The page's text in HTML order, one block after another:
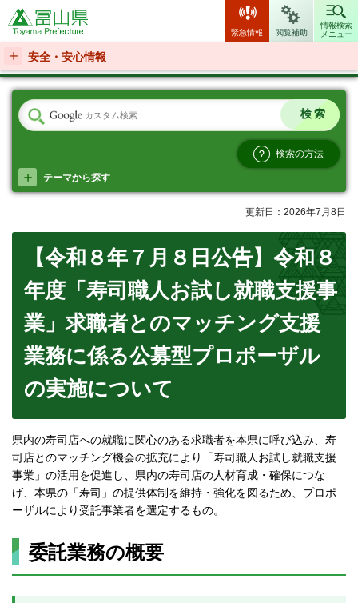
富山県
緊急情報 閲覧補助
情報検索
メニュー
安全・安心情報
検索の方法
テーマから探す
更新日：2026年7月8日
【令和８年７月８日公告】令和８
年度「寿司職人お試し就職支援事
業」求職者とのマッチング支援
業務に係る公募型プロポーザル
の実施について
県内の寿司店への就職に関心のある求職者を本県に呼び込み、寿
司店とのマッチング機会の拡充により「寿司職人お試し就職支援
事業」の活用を促進し、県内の寿司店の人材育成・確保につな
げ、本県の「寿司」の提供体制を維持・強化を図るため、プロポ
ーザルにより受託事業者を選定するもの。
委託業務の概要